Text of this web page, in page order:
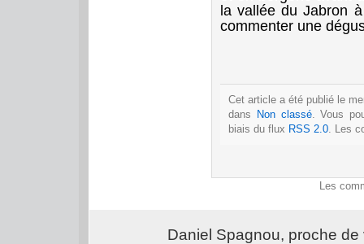
la vallée du Jabron
commenter une
Cet article a été publié le
dans
Non classé. Vous
biais du flux RSS 2.0 . Les
Les
Daniel Spagnou, proche